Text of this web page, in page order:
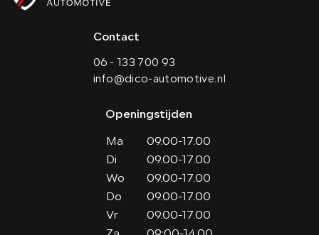
Contact
06 - 133 700 93
info@dico-automotive.nl
Openingstijden
Ma
09.00-17.00
Di
09.00-17.00
Wo
09.00-17.00
Do
09.00-17.00
Vr
09.00-17.00